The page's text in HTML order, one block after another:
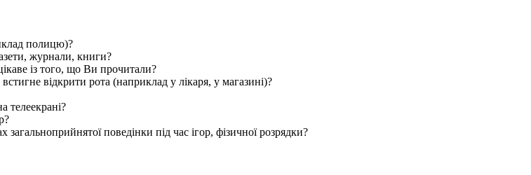
полицю)?
журнали, книги?
із того, що Ви прочитали?
відкрити рота (наприклад у лікаря, у магазині)?
телеекрані?
поведінки під час ігор, фізичної розрядки?